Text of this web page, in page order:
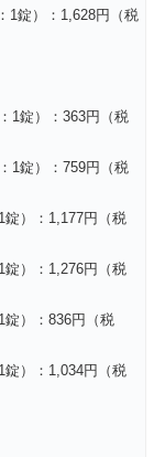
1錠）：1,628円（税
1錠）：363円（税
1錠）：759円（税
錠）：1,177円（税
錠）：1,276円（税
錠）：836円（税
錠）：1,034円（税